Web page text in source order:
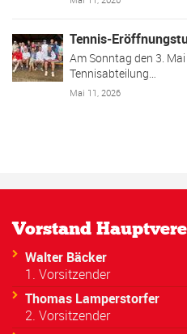
Tennis-
Am Sonntag den 3.
Tennisabteilung…
Mai 11, 2026
Vorstand
Walter Bäcker
1. Vorsitzender
Thomas Lamperstorfer
2. Vorsitzender